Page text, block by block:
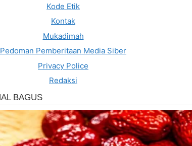
Kode Etik
Kontak
Mukadimah
Pedoman Pemberitaan Media Siber
Privacy Police
Redaksi